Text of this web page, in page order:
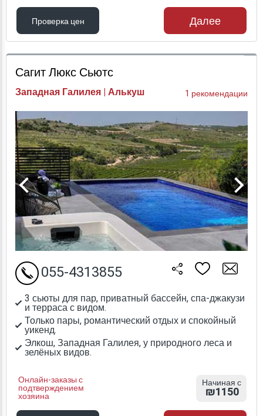
Проверка цен
Проверка цен
Далее
Сагит Люкс Сьютс
Западная Галилея | Алькуш 1 рекомендации
3 сьюты для пар, приватный бассейн, спа-джакузи
и терраса с видом.
Только пары, романтический отдых и спокойный
уикенд.
Элкош, Западная Галилея, у природного леса и
зелёных видов.
Онлайн-заказы с
подтверждением
хозяина
055-4313855
Начиная с
₪1150